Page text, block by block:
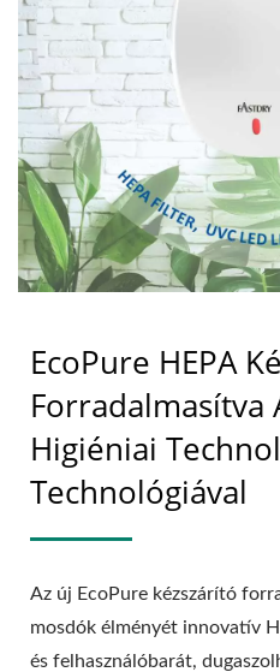
EcoPure HEPA
Forradalmasítva
Higiéniai
Technológiával
Az új EcoPure kézszárító
mosdók élményét innovatív
és felhasználóbarát,